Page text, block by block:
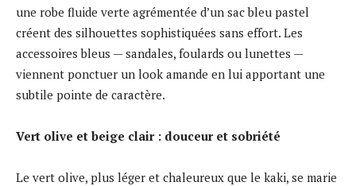
une robe fluide verte agrémentée d’un sac bleu pastel
créent des silhouettes sophistiquées sans effort. Les
accessoires bleus — sandales, foulards ou lunettes —
viennent ponctuer un look amande en lui apportant une
subtile pointe de caractère.
Vert olive et beige clair : douceur et sobriété
Le vert olive, plus léger et chaleureux que le kaki, se marie